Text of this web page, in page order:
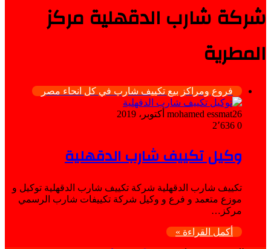
شركة شارب الدقهلية مركز
المطرية
فروع ومراكز بيع تكييف شارب في كل انحاء مصر
mohamed essmat26 أكتوبر، 2019
0
وكيل تكييف شارب الدقهلية
تكييف شارب الدقهلية شركة تكييف شارب الدقهلية توكيل و
موزع متعمد و فرع و وكيل شركة تكييفات شارب الرسمي
مركز…
أكمل القراءة »